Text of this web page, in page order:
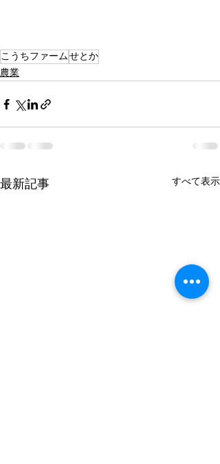
こうちファームせとか
農業
最新記事 すべて表示